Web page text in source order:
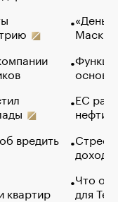
вредить
квартир
Маск в
основ
ЕС
нефти
Что
для